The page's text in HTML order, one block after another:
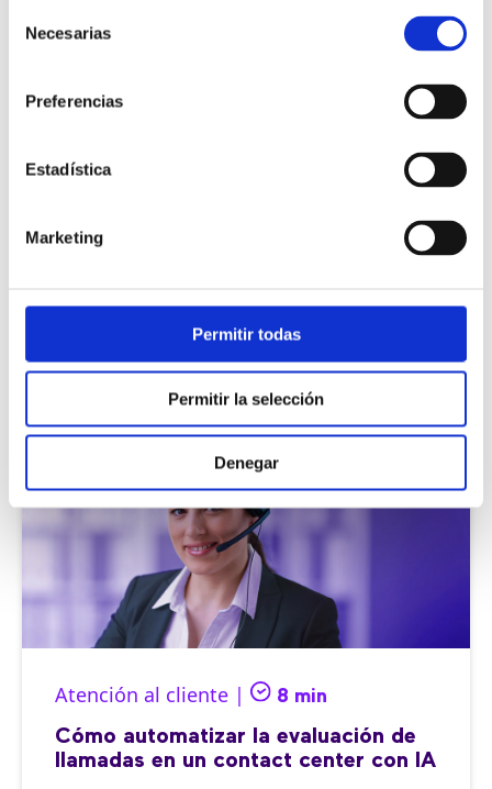
Necesarias
Preferencias
Estadística
Marketing
Permitir todas
Permitir la selección
Denegar
Atención al cliente | 8 min
Cómo automatizar la evaluación de
llamadas en un contact center con IA